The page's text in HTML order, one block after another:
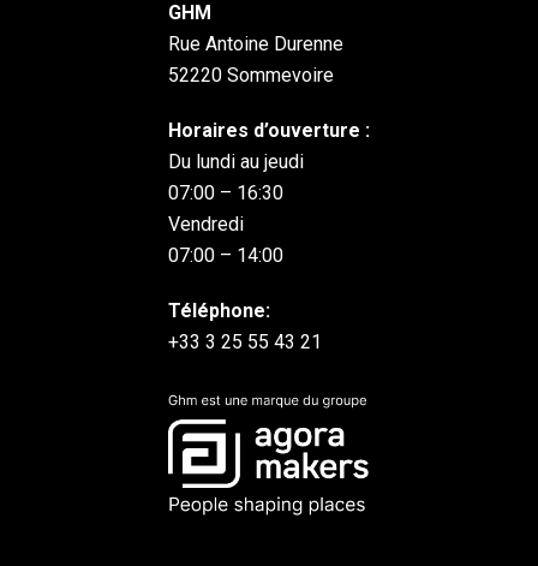
GHM
Rue Antoine Durenne
52220 Sommevoire
Horaires d’ouverture :
Du lundi au jeudi
07:00 – 16:30
Vendredi
07:00 – 14:00
Téléphone:
+33 3 25 55 43 21